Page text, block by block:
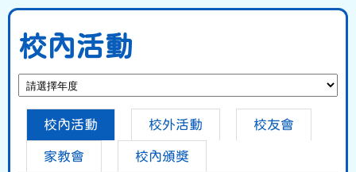
校內活動
校內活動 校外活動 校友會
家教會 校內頒獎